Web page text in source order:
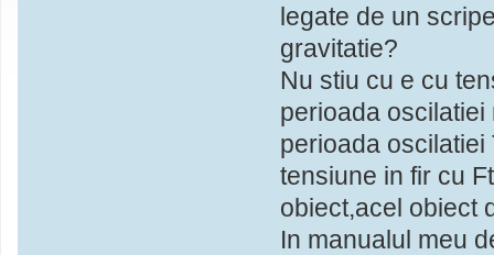
legate de un
gravitatie?
Nu stiu cu e cu
perioada
perioada
tensiune in fir cu
obiect,acel obiect
In manualul meu